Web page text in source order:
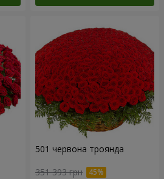
501 червона троянда
351 393 грн